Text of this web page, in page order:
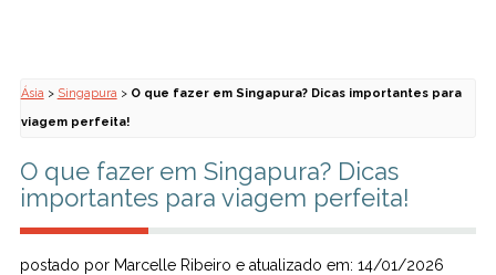
Ásia> Singapura> O que fazer em Singapura? Dicas importantes para
viagem perfeita!
O que fazer em Singapura? Dicas
importantes para viagem perfeita!
postado por Marcelle Ribeiro e atualizado em: 14/01/2026